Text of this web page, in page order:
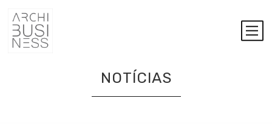
NOTÍCIAS